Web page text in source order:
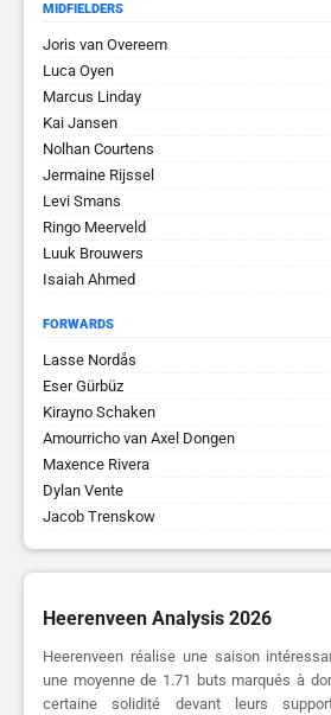
MIDFIELDERS
Joris van Overeem
Luca Oyen
Marcus Linday
Kai Jansen
Nolhan Courtens
Jermaine Rijssel
Levi Smans
Ringo Meerveld
Luuk Brouwers
Isaiah Ahmed
FORWARDS
Lasse Nordås
Eser Gürbüz
Kirayno Schaken
Amourricho van Axel Dongen
Maxence Rivera
Dylan Vente
Jacob Trenskow
Heerenveen Analysis 2026
Heerenveen réalise une saison
une moyenne de 1.71 buts marqués à
certaine solidité devant leurs